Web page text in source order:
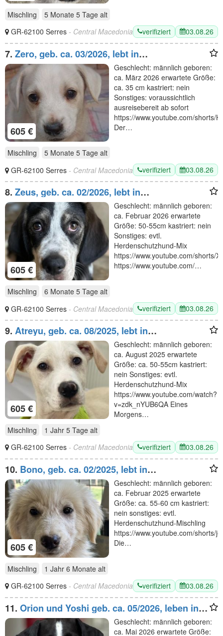
Mischling 5 Monate 5 Tage alt
GR-62100 Serres - Central Macedonia verifiziert 03.08.26
7. Zero, geb. ca. 03/2026, lebt in
GRIECHENLAND, auf einer privaten Pflegestelle
605 €
Geschlecht: männlich geboren:
ca. März 2026 erwartete Größe:
ca. 35 cm kastriert: nein
Sonstiges: voraussichtlich
ausreisebereit ab sofort
https://www.youtube.com/shorts/
Der…
Mischling 5 Monate 5 Tage alt
GR-62100 Serres - Central Macedonia verifiziert 03.08.26
8. Zeus, geb. ca. 02/2026, lebt in
GRIECHENLAND, im städt. Tierheim Serres
605 €
Geschlecht: männlich geboren:
ca. Februar 2026 erwartete
Größe: 50-55cm kastriert: nein
Sonstiges: evtl.
Herdenschutzhund-Mix
https://www.youtube.com/shorts/
https://www.youtube.com/…
Mischling 6 Monate 5 Tage alt
GR-62100 Serres - Central Macedonia verifiziert 03.08.26
9. Atreyu, geb. ca. 08/2025, lebt in
GRIECHENLAND, im städt. Tierheim Serres
605 €
Geschlecht: männlich geboren:
ca. August 2025 erwartete
Größe: ca. 50-55cm kastriert:
nein Sonstiges: evtl.
Herdenschutzhund-Mix
https://www.youtube.com/watch?
v=zdk_nYUB6QA Eines
Morgens…
Mischling
1 Jahr 5 Tage alt
GR-62100 Serres - Central Macedonia verifiziert 03.08.26
10. Bono, geb. ca. 02/2025, lebt in
GRIECHENLAND, auf einer privaten Pflegestelle
605 €
Geschlecht: männlich geboren:
ca. Februar 2025 erwartete
Größe: ca. 55-60 cm kastriert:
nein sonstiges: evtl.
Herdenschutzhund-Mischling
https://www.youtube.com/shorts/
Die…
Mischling 1 Jahr 6 Monate alt
GR-62100 Serres - Central Macedonia verifiziert 03.08.26
11. Orion und Yoshi geb. ca. 05/2026, leben in
GRIECHENLAND, im städt. Tierheim Serres
Geschlecht: männlich geboren:
ca. Mai 2026 erwartete Größe: